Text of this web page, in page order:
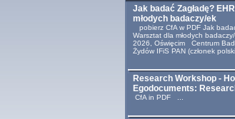
Jak badać Zagładę?
młodych badaczy/ek
pobierz CfA w PDF Jak
Warsztat dla młodych
2026, Oświęcim Centrum
Żydów IFiS PAN (członek
Research Workshop -
Egodocuments:
CfA in PDF ...